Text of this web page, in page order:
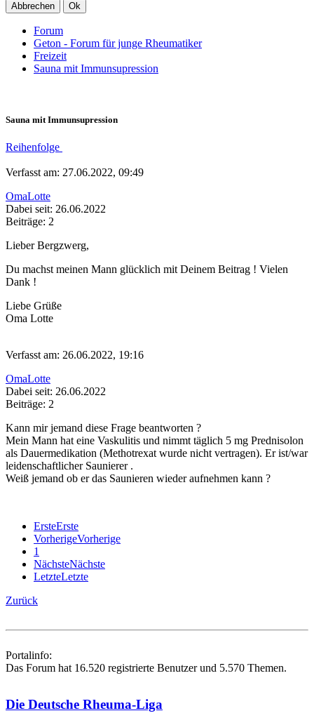
Abbrechen Ok
Forum
Geton - Forum für junge Rheumatiker
Freizeit
Sauna mit Immunsupression
Sauna mit Immunsupression
Reihenfolge
Verfasst am: 27.06.2022, 09:49
OmaLotte
Dabei seit: 26.06.2022
Beiträge: 2
Lieber Bergzwerg,
Du machst meinen Mann glücklich mit Deinem Beitrag ! Vielen
Dank !
Liebe Grüße
Oma Lotte
Verfasst am: 26.06.2022, 19:16
OmaLotte
Dabei seit: 26.06.2022
Beiträge: 2
Kann mir jemand diese Frage beantworten ?
Mein Mann hat eine Vaskulitis und nimmt täglich 5 mg Prednisolon
als Dauermedikation (Methotrexat wurde nicht vertragen). Er ist/war
leidenschaftlicher Saunierer .
Weiß jemand ob er das Saunieren wieder aufnehmen kann ?
ErsteErste
VorherigeVorherige
1
NächsteNächste
LetzteLetzte
Zurück
Portalinfo:
Das Forum hat 16.520 registrierte Benutzer und 5.570 Themen.
Die Deutsche Rheuma-Liga